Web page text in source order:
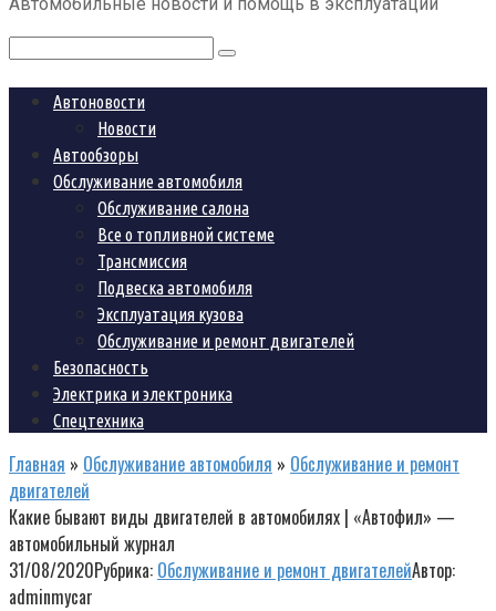
Поиск:
Автоновости
Новости
Автообзоры
Обслуживание автомобиля
Обслуживание салона
Все о топливной системе
Трансмиссия
Подвеска автомобиля
Эксплуатация кузова
Обслуживание и ремонт двигателей
Безопасность
Электрика и электроника
Спецтехника
Главная » Обслуживание автомобиля » Обслуживание и ремонт
двигателей
Какие бывают виды двигателей в автомобилях | «Автофил» —
автомобильный журнал
31/08/2020Рубрика: Обслуживание и ремонт двигателейАвтор:
adminmycar